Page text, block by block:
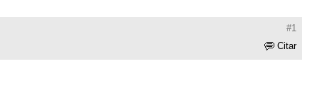
#1
Citar